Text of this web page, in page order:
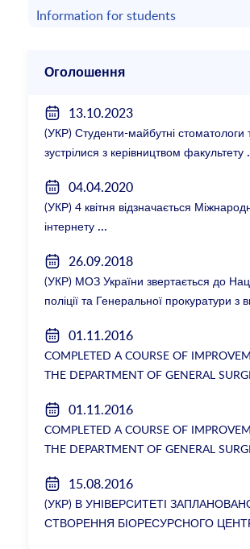
Information for students
Оголошення
13.10.2023
(УКР) Студенти-майбутні стоматологи
зустрілися з керівництвом факультету
04.04.2020
(УКР) 4 квітня відзначається
інтернету
26.09.2018
(УКР) МОЗ України звертається до
поліції та Генеральної прокуратури з
ректорки НМУ Катерини Амосової
01.11.2016
COMPLETED A COURSE OF
THE DEPARTMENT OF GENERAL
01.11.2016
COMPLETED A COURSE OF
THE DEPARTMENT OF GENERAL
15.08.2016
(УКР) В УНІВЕРСИТЕТІ
СТВОРЕННЯ БІОРЕСУРСНОГО